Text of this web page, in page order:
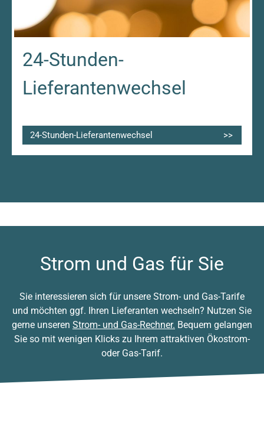
24-Stunden-
Lieferantenwechsel
24-Stunden-Lieferantenwechsel
Strom und Gas für Sie
Sie interessieren sich für unsere Strom- und Gas-Tarife
und möchten ggf. Ihren Lieferanten wechseln? Nutzen Sie
gerne unseren Strom- und Gas-Rechner. Bequem gelangen
Sie so mit wenigen Klicks zu Ihrem attraktiven Ökostrom-
oder Gas-Tarif.